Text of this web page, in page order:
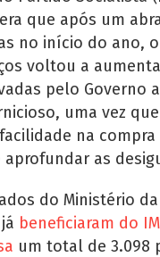
que após um
no início do ano,
voltou a
pelo Governo
uma vez
na compra
aprofundar as
do Ministério
beneficiaram do
um total de 3.098